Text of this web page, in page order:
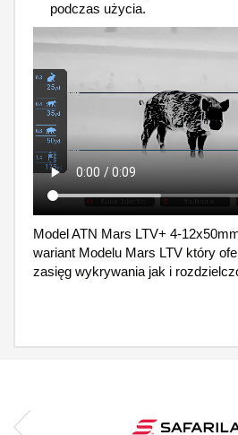
podczas użycia.
Model ATN Mars LTV+ 4-
wariant Modelu Mars LTV który
zasięg wykrywania jak i